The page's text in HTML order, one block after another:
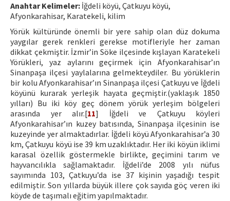
Yayın Politikaları
İletişim
Anahtar Kelimeler: İğdeli köyü, Çatkuyu köyü,
Afyonkarahisar, Karatekeli, kilim
Yörük kültüründe önemli bir yere sahip olan düz dokuma
yaygılar gerek renkleri gerekse motifleriyle her zaman
dikkat çekmiştir. İzmir’in Söke ilçesinde kışlayan Karatekeli
Yörükleri, yaz aylarını geçirmek için Afyonkarahisar’ın
Sinanpaşa ilçesi yaylalarına gelmekteydiler. Bu yörüklerin
bir kolu Afyonkarahisar’ın Sinanpaşa ilçesi Çatkuyu ve İğdeli
köyünü kurarak yerleşik hayata geçmiştir.(yaklaşık 1850
yılları) Bu iki köy geç dönem yörük yerleşim bölgeleri
arasında yer alır.[11] İğdeli ve Çatkuyu köyleri
Afyonkarahisar’ın kuzey batısında, Sinanpaşa ilçesinin ise
kuzeyinde yer almaktadırlar. İğdeli köyü Afyonkarahisar’a 30
km, Çatkuyu köyü ise 39 km uzaklıktadır. Her iki köyün iklimi
karasal özellik göstermekle birlikte, geçimini tarım ve
hayvancılıkla sağlamaktadır. İğdeli’de 2008 yılı nüfus
sayımında 103, Çatkuyu’da ise 37 kişinin yaşadığı tespit
edilmiştir. Son yıllarda büyük illere çok sayıda göç veren iki
köyde de taşımalı eğitim yapılmaktadır.